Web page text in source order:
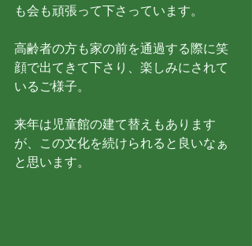
も会も頑張って下さっています。
高齢者の方も家の前を通過する際に笑
顔で出てきて下さり、楽しみにされて
いるご様子。
来年は児童館の建て替えもあります
が、この文化を続けられると良いなぁ
と思います。